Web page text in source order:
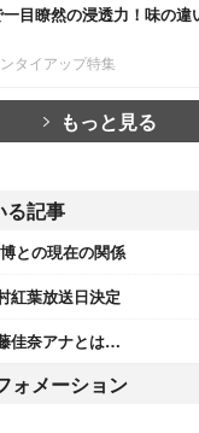
目瞭然の浸透力！味の違
タイアップ特集
もっと見る
る記事
との現在の関係
紅葉放送日決定
佳奈アナとは…
ォメーション